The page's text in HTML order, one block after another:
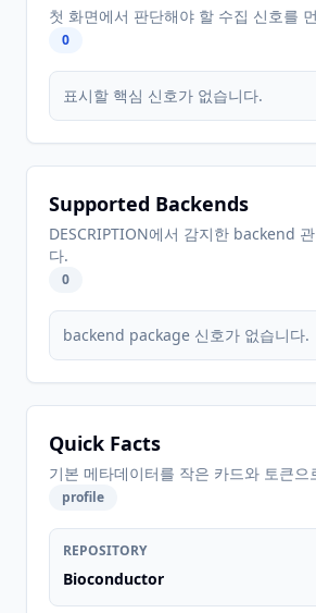
첫 화면에서 판단해야 할 수집 신호를
0
표시할 핵심 신호가 없습니다.
Supported Backends
DESCRIPTION에서 감지한 backend
다.
0
backend package 신호가 없습니다.
Quick Facts
기본 메타데이터를 작은 카드와 토큰으
profile
REPOSITORY
Bioconductor